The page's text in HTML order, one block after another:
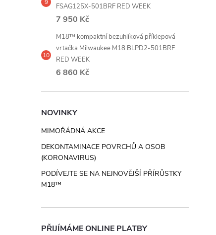
FSAG125X-501BRF RED WEEK
7 950 Kč
M18™ kompaktní bezuhlíková příklepová
vrtačka Milwaukee M18 BLPD2-501BRF
RED WEEK
6 860 Kč
NOVINKY
MIMOŘÁDNÁ AKCE
DEKONTAMINACE POVRCHŮ A OSOB
(KORONAVIRUS)
PODÍVEJTE SE NA NEJNOVĚJŠÍ PŘÍRŮSTKY
M18™
PŘIJÍMÁME ONLINE PLATBY